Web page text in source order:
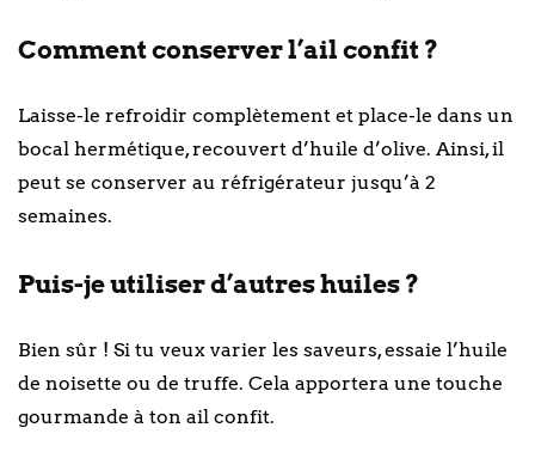
Comment conserver l’ail confit ?
Laisse-le refroidir complètement et place-le dans un
bocal hermétique, recouvert d’huile d’olive. Ainsi, il
peut se conserver au réfrigérateur jusqu’à 2
semaines.
Puis-je utiliser d’autres huiles ?
Bien sûr ! Si tu veux varier les saveurs, essaie l’huile
de noisette ou de truffe. Cela apportera une touche
gourmande à ton ail confit.